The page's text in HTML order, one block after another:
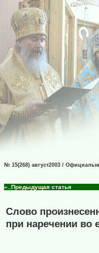
№ 15(268) август2003 /
«..Предыдущая статья
Слово
при наречении во